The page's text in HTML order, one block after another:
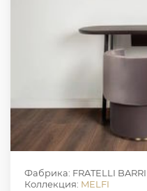
Фабрика: FRATELLI BARRI
Коллекция: MELFI